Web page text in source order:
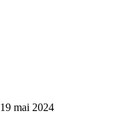
19 mai 2024